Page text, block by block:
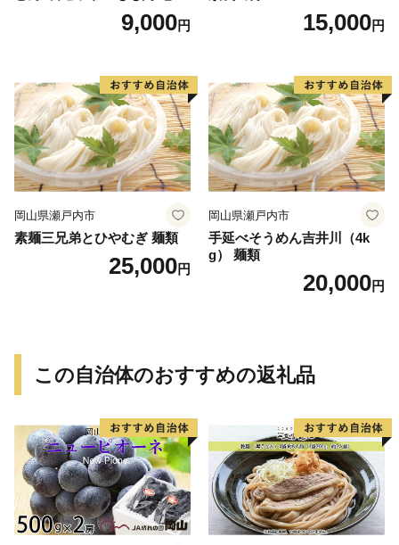
9,000円 15,000円
岡山県瀬戸内市
素麺三兄弟とひやむぎ 麺類
25,000円
岡山県瀬戸内市
手延べそうめん吉井川（4k
g） 麺類
20,000円
この自治体のおすすめの返礼品